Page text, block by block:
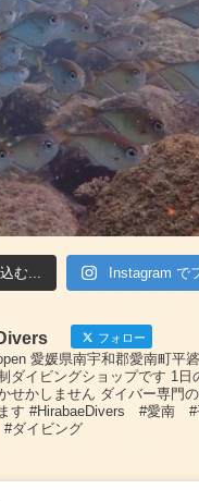
む... Instagram で
フォロー
愛媛県南宇和郡愛南町平
ダイビングショップです 1日
せかしません ダイバー専門
す #HirabaeDivers #愛南
イビング